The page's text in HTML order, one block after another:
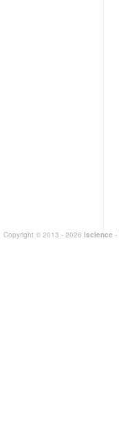
Copyright © 2013 - 2026 iscience -